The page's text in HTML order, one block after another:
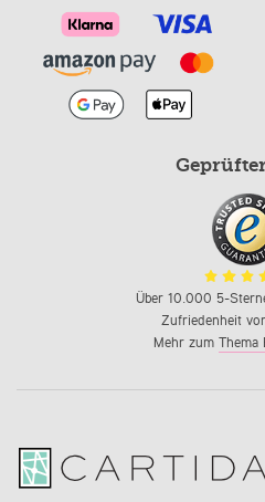
Über 10.000 5-
Zufriedenheit
Mehr zum Thema